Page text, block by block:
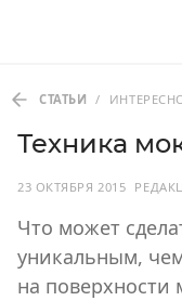
СТАТЬИ /
Техника
23 ОКТЯБРЯ 2015
Что может
уникальным,
на поверхности